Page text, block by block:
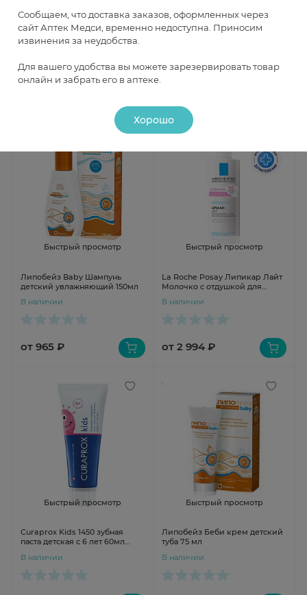
Curaprox Kids 1450 зубная
паста детская с 6 лет 60мл мята
В наличии
Крем детский Bona Mente!
масло миндальное экстра
Быстрый просмотр
Липобейз Baby Шампунь
детский увлажняющий 150мл
В наличии
от 965 ₽
Быстрый просмотр
La Roche Posay Липикар Лайт
Молочко с отдушкой для
младенцев, детей и взрослых
В наличии
от 2 994 ₽
Быстрый просмотр
Curaprox Kids 1450 зубная
паста детская с 6 лет 60мл
В наличии
Быстрый просмотр
Липобейз Беби крем детский
туба 75 мл
В наличии
Сообщаем, что доставка заказов, оформленных через
сайт Аптек Медси, временно недоступна. Приносим
извинения за неудобства.
Для вашего удобства вы можете зарезервировать товар
онлайн и забрать его в аптеке.
Хорошо